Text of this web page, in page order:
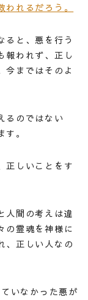
れるだろう。
ると、悪を行う
報われず、正し
今まではそのよ
るのではない
。
正しいことをす
人間の考えは違
の霊魂を神様に
、正しい人なの
いなかった悪が